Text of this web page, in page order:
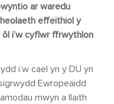
ar waredu
effeithiol y
i’w cyflwr ffrwythlon
i’w cael yn y DU yn
Ewropeaidd
mwyn a llaith